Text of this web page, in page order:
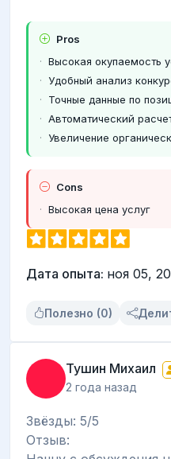
Pros
Высокая окупаемость
Удобный анализ
Точные данные по
Автоматический
Увеличение
Cons
Высокая цена услуг
Дата опыта: ноя 05,
Полезно (0)
Тушин Михаил
2 года назад
Звёзды: 5/5
Отзыв: